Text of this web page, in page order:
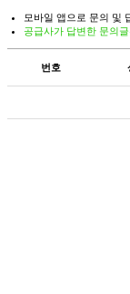
모바일 앱으로 문의 및
공급사가 답변한 문의
번호